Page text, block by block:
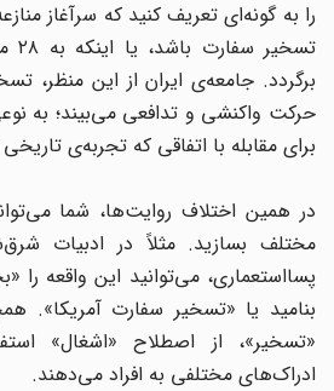
را به گونه‌ای تعریف کنید که سرآغاز
تسخیر
برگردد. جامعه‌ی ایران از این منظر،
حرکت واکنشی و تدافعی می‌بیند؛ به
برای مقابله با اتفاقی که تجربه‌ی
در همین اختلاف روایت‌ها، شما
مختلف بسازید. مثلاً در ادبیات
پسااستعماری، می‌توانید این واقعه را
بنامید یا «تسخیر سفارت آمریکا».
«تسخیر»، از اصطلاح «اشغال»
ادراک‌های مختلفی به افراد می‌دهند.